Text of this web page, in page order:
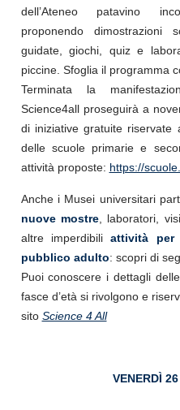
dell’Ateneo patavino
proponendo dimostrazioni
guidate, giochi, quiz e
piccine. Sfoglia il programma
Terminata la
Science4all proseguirà a
di iniziative gratuite riservate
delle scuole primarie e
attività proposte: https://
Anche i Musei universitari
nuove mostre, laboratori,
altre imperdibiliattività per
pubblico adulto: scopri di
Puoi conoscere i dettagli
fasce d’età si rivolgono e
sito Science 4 All
VENERDÌ